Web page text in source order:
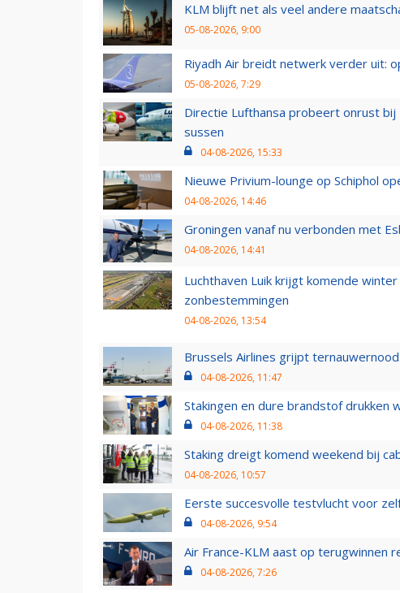
KLM blijft net als veel andere
05-08-2026, 9:00
Riyadh Air breidt netwerk verder uit:
05-08-2026, 7:29
Directie Lufthansa probeert onrust
sussen
04-08-2026, 15:33
Nieuwe Privium-lounge op Schiphol
04-08-2026, 14:46
Groningen vanaf nu verbonden met
04-08-2026, 14:41
Luchthaven Luik krijgt komende
zonbestemmingen
04-08-2026, 13:54
Brussels Airlines grijpt
04-08-2026, 11:47
Stakingen en dure brandstof drukken
04-08-2026, 11:38
Staking dreigt komend weekend bij
04-08-2026, 10:57
Eerste succesvolle testvlucht voor
04-08-2026, 9:54
Air France-KLM aast op terugwinnen
04-08-2026, 7:26